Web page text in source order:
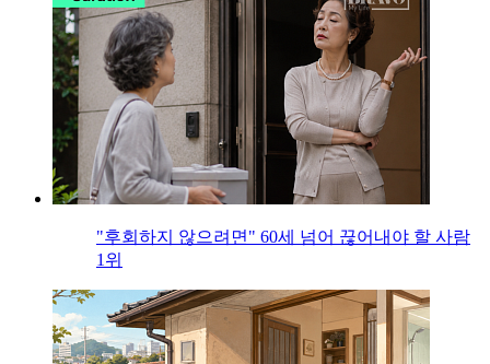
"후회하지 않으려면" 60세 넘어 끊어내야 할 사람
1위